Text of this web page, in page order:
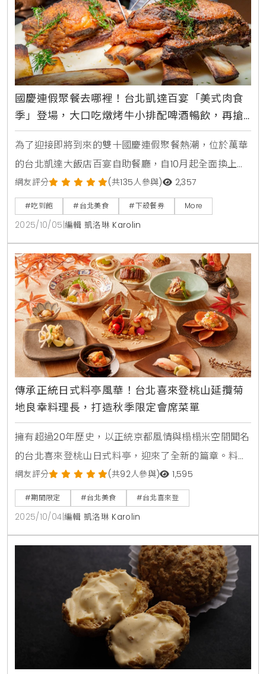
的選擇。台北W飯店
國慶連假聚餐去哪裡！台北凱達百宴「美式肉食
季」登場，大口吃燉烤牛小排配啤酒暢飲，再搶
買10送5餐券
為了迎接即將到來的雙十國慶連假聚餐熱潮，位於萬華
的台北凱達大飯店百宴自助餐廳，自10月起全面換上新
主題，盛大推出「美式肉食季」限定料理，主廚團隊以
豪邁的美式風味為靈感，設計超過十道全新肉食菜色，
並提供柏克金啤酒無限暢飲，讓消費者能盡情大快朵
頤，同時更首度與新北市在地小農合作，將新鮮的山藥
融入餐點，為饕客們打造一場兼具美味與健康的豐盛饗
宴。美式經典肉食饗宴，燉烤牛小排成亮點此次「美式
肉食季」的菜色豐
網友評分 (共135人參與) 2,357
#吃到飽 #台北美食 #下殺餐券 More
2025/10/05 編輯 凱洛琳 Karolin
傳承正統日式料亭風華！台北喜來登桃山延攬菊
地良幸料理長，打造秋季限定會席菜單
擁有超過20年歷史，以正統京都風情與榻榻米空間聞名
的台北喜來登桃山日式料亭，迎來了全新的篇章。料理
檯前迎來了擁有超過28年資歷，專精於京都會席料理的
菊地良幸擔任新任料理長。這位出身東京，廚藝足跡遍
佈國際級餐廳與五星飯店，甚至曾為阿里巴巴創辦人馬
雲等政商名流掌杓的名廚，將其深厚的職人手藝與創新
思維注入桃山。自10月1日起，菊地料理長將以「秋之旬
味」為題，推出全新會席套餐與多款單點佳餚，選用A5
網友評分 (共92人參與) 1,595
#期間限定 #台北美食 #台北喜來登
2025/10/04 編輯 凱洛琳 Karolin